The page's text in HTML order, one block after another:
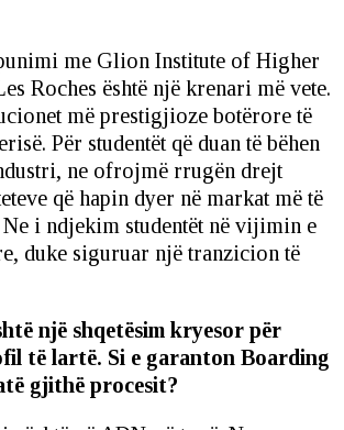
me Glion Institute of Higher
Roches është një krenari më vete.
më prestigjioze botërore të
Për studentët që duan të bëhen
ne ofrojmë rrugën drejt
që hapin dyer në markat më të
i ndjekim studentët në vijimin e
duke siguruar një tranzicion të
një shqetësim kryesor për
të lartë. Si e garanton Boarding
gjithë procesit?